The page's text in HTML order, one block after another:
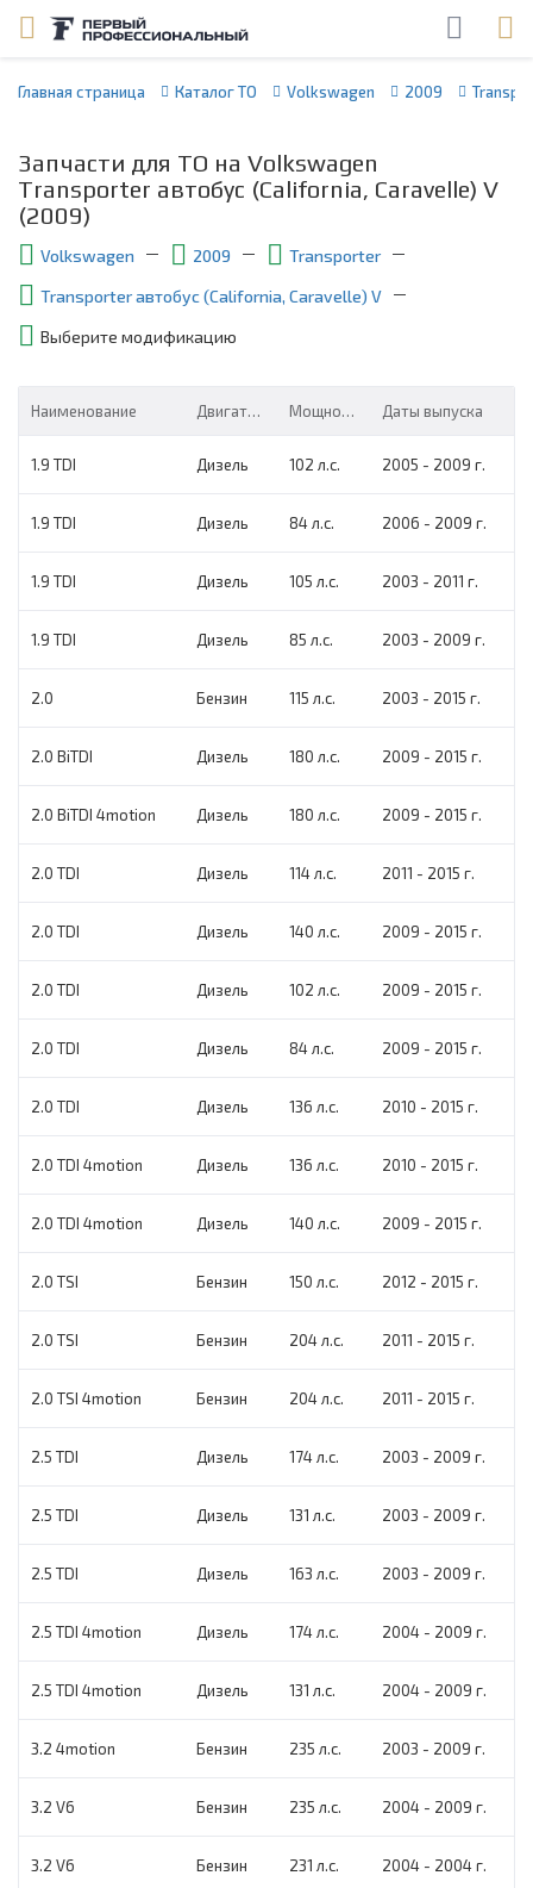
Главная страница Каталог ТО Volkswagen 2009
Запчасти для ТО на Volkswagen
Transporter автобус (California, Caravelle) V
(2009)
Volkswagen 2009
Transporter
Transporter автобус (California, Caravelle) V
Выберите модификацию
Наименование Двигатель Мощность Даты выпуска
1.9 TDI Дизель 102 л.с. 2005 - 2009 г.
1.9 TDI Дизель 84 л.с. 2006 - 2009 г.
1.9 TDI Дизель 105 л.с. 2003 - 2011 г.
1.9 TDI Дизель 85 л.с. 2003 - 2009 г.
2.0 Бензин 115 л.с. 2003 - 2015 г.
2.0 BiTDI Дизель 180 л.с. 2009 - 2015 г.
2.0 BiTDI 4motion Дизель 180 л.с. 2009 - 2015 г.
2.0 TDI Дизель 114 л.с. 2011 - 2015 г.
2.0 TDI Дизель 140 л.с. 2009 - 2015 г.
2.0 TDI Дизель 102 л.с. 2009 - 2015 г.
2.0 TDI Дизель 84 л.с. 2009 - 2015 г.
2.0 TDI Дизель 136 л.с. 2010 - 2015 г.
2.0 TDI 4motion Дизель 136 л.с. 2010 - 2015 г.
2.0 TDI 4motion Дизель 140 л.с. 2009 - 2015 г.
2.0 TSI Бензин 150 л.с. 2012 - 2015 г.
2.0 TSI Бензин 204 л.с. 2011 - 2015 г.
2.0 TSI 4motion Бензин 204 л.с. 2011 - 2015 г.
2.5 TDI Дизель 174 л.с. 2003 - 2009 г.
2.5 TDI Дизель 131 л.с. 2003 - 2009 г.
2.5 TDI Дизель 163 л.с. 2003 - 2009 г.
2.5 TDI 4motion Дизель 174 л.с. 2004 - 2009 г.
2.5 TDI 4motion Дизель 131 л.с. 2004 - 2009 г.
3.2 4motion Бензин 235 л.с. 2003 - 2009 г.
3.2 V6 Бензин 235 л.с. 2004 - 2009 г.
3.2 V6 Бензин 231 л.с. 2004 - 2004 г.